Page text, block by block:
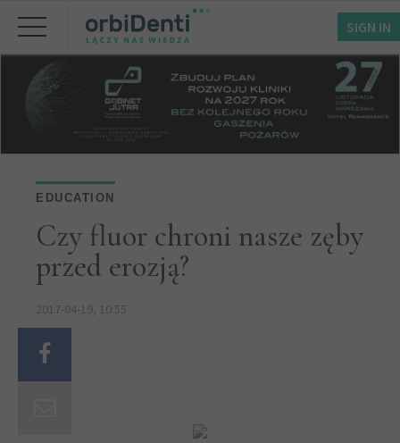
SIGN IN
EDUCATION
Czy fluor chroni nasze zęby
przed erozją?
2017-04-19, 10:55